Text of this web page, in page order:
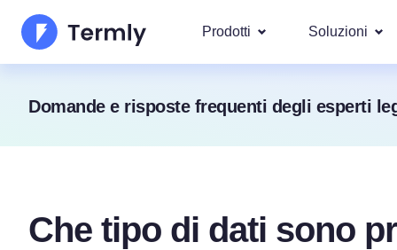
Prodotti
Generatore di EULA
Soluzioni
I più
Le nostre
Per
Copriamo
Chi Siamo
Aggiornamenti e Rassegna
La roadmap dei prodotti Termly
Domande e risposte frequenti degli esperti
Che tipo di dati sono